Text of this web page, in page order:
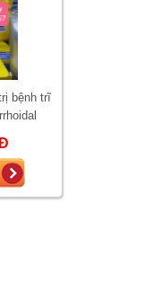
bệnh trĩ